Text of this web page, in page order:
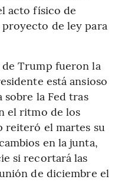
acto físico de
de ley para
Trump fueron la
está ansioso
la Fed tras
el ritmo de los
reiteró el martes su
en la junta,
si recortará las
de diciembre el